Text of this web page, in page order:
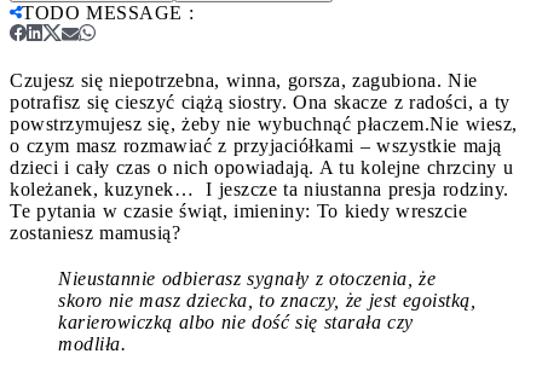
TODO MESSAGE :
Czujesz się niepotrzebna, winna, gorsza, zagubiona. Nie
potrafisz się cieszyć ciążą siostry. Ona skacze z radości, a ty
powstrzymujesz się, żeby nie wybuchnąć płaczem.Nie wiesz,
o czym masz rozmawiać z przyjaciółkami – wszystkie mają
dzieci i cały czas o nich opowiadają. A tu kolejne chrzciny u
koleżanek, kuzynek… I jeszcze ta niustanna presja rodziny.
Te pytania w czasie świąt, imieniny: To kiedy wreszcie
zostaniesz mamusią?
Nieustannie odbierasz sygnały z otoczenia, że
skoro nie masz dziecka, to znaczy, że jest egoistką,
karierowiczką albo nie dość się starała czy
modliła.